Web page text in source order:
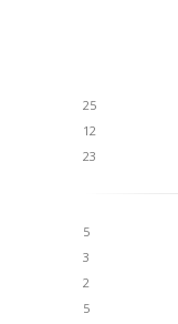
25
12
23
5
3
2
5